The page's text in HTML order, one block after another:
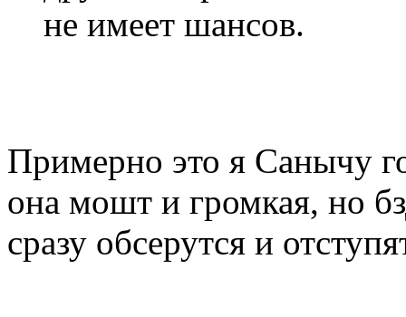
не имеет шансов.
Примерно это я Санычу
она мошт и громкая, но
сразу обсерутся и